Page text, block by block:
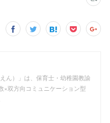
ん）」は、保育士・幼稚園教諭
×双方向コミュニケーション型